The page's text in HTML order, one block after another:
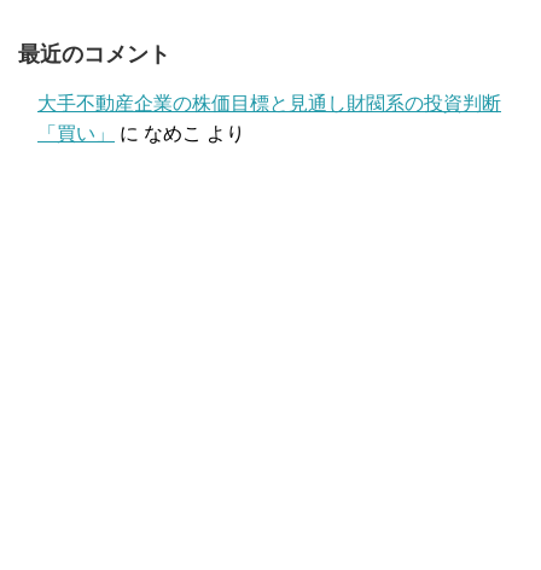
最近のコメント
大手不動産企業の株価目標と見通し財閥系の投資判断
「買い」
に なめこ より